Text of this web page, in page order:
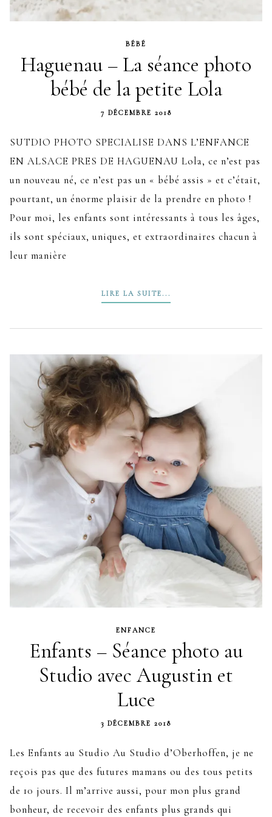
BÉBÉ
Haguenau – La séance photo
bébé de la petite Lola
7 DÉCEMBRE 2018
SUTDIO PHOTO SPECIALISE DANS L’ENFANCE
EN ALSACE PRES DE HAGUENAU Lola, ce n’est pas
un nouveau né, ce n’est pas un « bébé assis » et c’était,
pourtant, un énorme plaisir de la prendre en photo !
Pour moi, les enfants sont intéressants à tous les âges,
ils sont spéciaux, uniques, et extraordinaires chacun à
leur manière
LIRE LA SUITE...
ENFANCE
Enfants – Séance photo au
Studio avec Augustin et
Luce
3 DÉCEMBRE 2018
Les Enfants au Studio Au Studio d’Oberhoffen, je ne
reçois pas que des futures mamans ou des tous petits
de 10 jours. Il m’arrive aussi, pour mon plus grand
bonheur, de recevoir des enfants plus grands qui